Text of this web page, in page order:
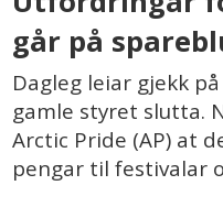
går på
Dagleg leiar gjekk
gamle styret slutta.
Arctic Pride (AP) at
pengar til festivalar